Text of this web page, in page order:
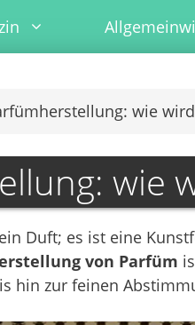
wie
wie
Duft; es ist eine
von Parfüm
hin zur feinen